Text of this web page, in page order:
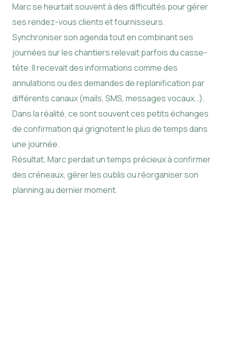
Marc se heurtait souvent à des difficultés pour gérer
ses rendez-vous clients et fournisseurs.
Synchroniser son agenda tout en combinant ses
journées sur les chantiers relevait parfois du casse-
tête. Il recevait des informations comme des
annulations ou des demandes de replanification par
différents canaux (mails, SMS, messages vocaux…).
Dans la réalité, ce sont souvent ces petits échanges
de confirmation qui grignotent le plus de temps dans
une journée.
Résultat, Marc perdait un temps précieux à confirmer
des créneaux, gérer les oublis ou réorganiser son
planning au dernier moment.